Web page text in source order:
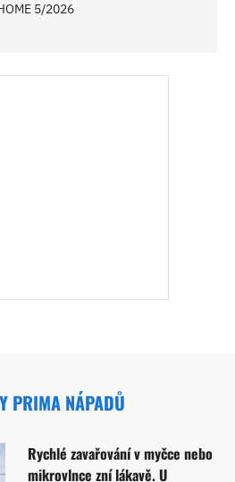
5/2026
PRIMA NÁPADŮ
Rychlé zavařování v myčce nebo
mikrovlnce zní lákavě. U